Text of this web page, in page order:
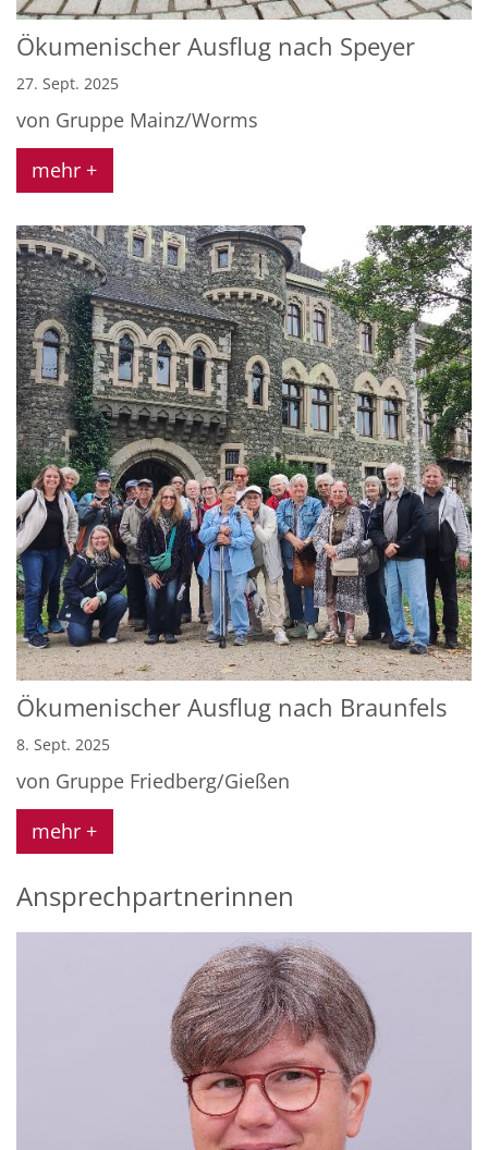
Ökumenischer Ausflug nach Speyer
27. Sept. 2025
von Gruppe Mainz/Worms
mehr +
Ökumenischer Ausflug nach Braunfels
8. Sept. 2025
von Gruppe Friedberg/Gießen
mehr +
Ansprechpartnerinnen